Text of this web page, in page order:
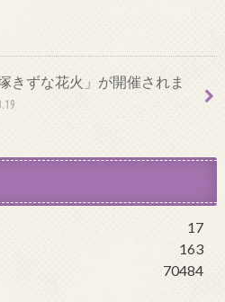
きずな花火」が開催されま
17
163
70484